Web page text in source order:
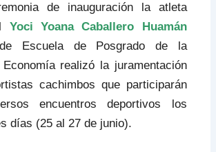
de inauguración la atleta
Yoci Yoana Caballero Huamán
Escuela de Posgrado de la
Economía realizó la juramentación
cachimbos que participarán
encuentros deportivos los
días (25 al 27 de junio).